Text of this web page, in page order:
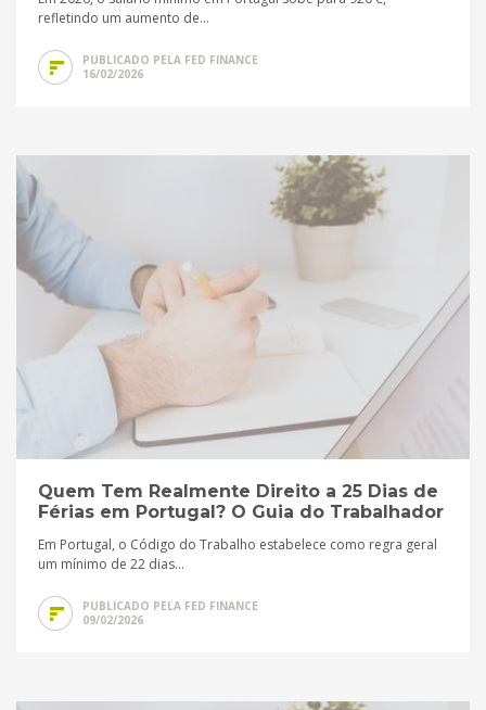
refletindo um aumento de...
PUBLICADO PELA FED FINANCE
16/02/2026
Quem Tem Realmente Direito a 25 Dias de
Férias em Portugal? O Guia do Trabalhador
Em Portugal, o Código do Trabalho estabelece como regra geral
um mínimo de 22 dias...
PUBLICADO PELA FED FINANCE
09/02/2026